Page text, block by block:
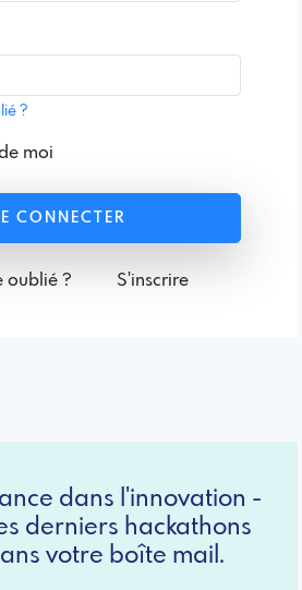
?
moi
CONNECTER
oublié ? S'inscrire
dans l'innovation -
derniers hackathons
votre boîte mail.